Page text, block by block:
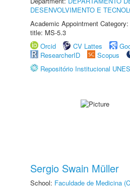
DESENVOLVIMENTO E
Academic Appointment
title: MS-5.3
Orcid
CV Lattes
ResearcherID
Scopus
Repositório Institucional
Sergio Swain Müller
School: Faculdade de Medicina